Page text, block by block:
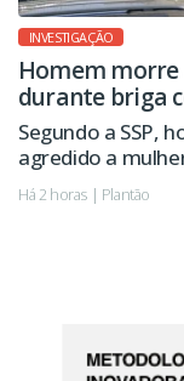
INVESTIGAÇÃO
Homem morre
durante briga
Segundo a SSP,
agredido a
é investigado
Há 2 horas | Plantão